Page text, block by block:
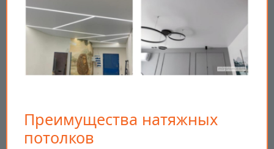
Преимущества натяжных
потолков